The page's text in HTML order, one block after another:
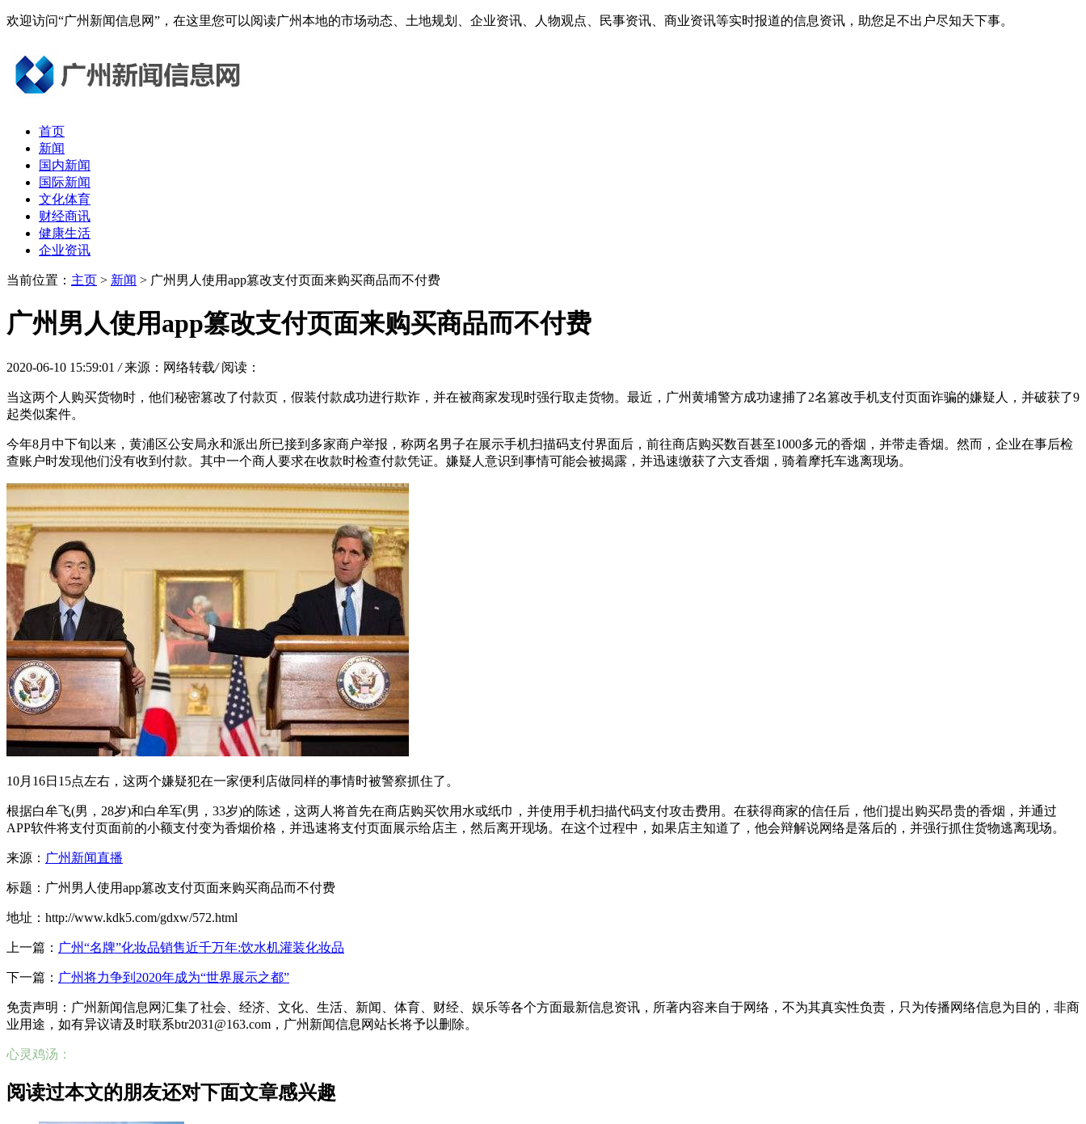
欢迎访问“广州新闻信息网”，在这里您可以阅读广州本地的市场动态、土地规划、企业资讯、人物观点、民事资讯、商业资讯等实时报道的信息资讯，助您足不出户尽知天下事。
首页
新闻
国内新闻
国际新闻
文化体育
财经商讯
健康生活
企业资讯
当前位置： 主页 > 新闻 > 广州男人使用app篡改支付页面来购买商品而不付费
广州男人使用app篡改支付页面来购买商品而不付费
2020-06-10 15:59:01 / 来源：网络转载/ 阅读：
当这两个人购买货物时，他们秘密篡改了付款页，假装付款成功进行欺诈，并在被商家发现时强行取走货物。最近，广州黄埔警方成功逮捕了2名篡改手机支付页面诈骗的嫌疑人，并破获了9
起类似案件。
今年8月中下旬以来，黄浦区公安局永和派出所已接到多家商户举报，称两名男子在展示手机扫描码支付界面后，前往商店购买数百甚至1000多元的香烟，并带走香烟。然而，企业在事后检
查账户时发现他们没有收到付款。其中一个商人要求在收款时检查付款凭证。嫌疑人意识到事情可能会被揭露，并迅速缴获了六支香烟，骑着摩托车逃离现场。
10月16日15点左右，这两个嫌疑犯在一家便利店做同样的事情时被警察抓住了。
根据白牟飞(男，28岁)和白牟军(男，33岁)的陈述，这两人将首先在商店购买饮用水或纸巾，并使用手机扫描代码支付攻击费用。在获得商家的信任后，他们提出购买昂贵的香烟，并通过
APP软件将支付页面前的小额支付变为香烟价格，并迅速将支付页面展示给店主，然后离开现场。在这个过程中，如果店主知道了，他会辩解说网络是落后的，并强行抓住货物逃离现场。
来源： 广州新闻直播
标题：广州男人使用app篡改支付页面来购买商品而不付费
地址：http://www.kdk5.com/gdxw/572.html
上一篇： 广州“名牌”化妆品销售近千万年:饮水机灌装化妆品
下一篇： 广州将力争到2020年成为“世界展示之都”
免责声明：广州新闻信息网汇集了社会、经济、文化、生活、新闻、体育、财经、娱乐等各个方面最新信息资讯，所著内容来自于网络，不为其真实性负责，只为传播网络信息为目的，非商
业用途，如有异议请及时联系btr2031@163.com，广州新闻信息网站长将予以删除。
心灵鸡汤：
阅读过本文的朋友还对下面文章感兴趣